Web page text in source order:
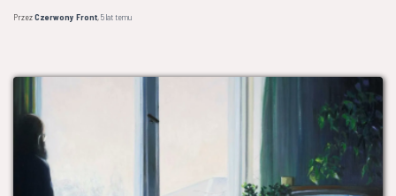
PrzezCzerwony Front,5 lattemu